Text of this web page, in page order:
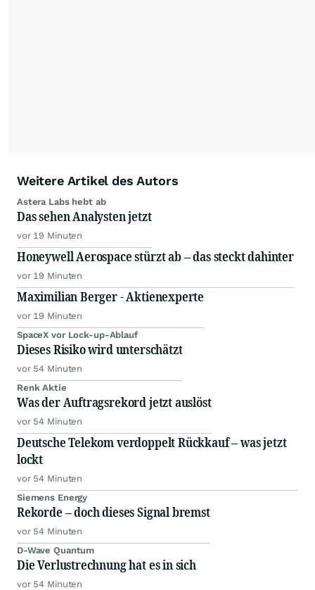
Weitere Artikel des Autors
Astera Labs hebt ab
Das sehen Analysten jetzt
vor 19 Minuten
Honeywell Aerospace stürzt ab – das steckt dahinter
vor 19 Minuten
Maximilian Berger - Aktienexperte
vor 19 Minuten
SpaceX vor Lock-up-Ablauf
Dieses Risiko wird unterschätzt
vor 54 Minuten
Renk Aktie
Was der Auftragsrekord jetzt auslöst
vor 54 Minuten
Deutsche Telekom verdoppelt Rückkauf – was jetzt
lockt
vor 54 Minuten
Siemens Energy
Rekorde – doch dieses Signal bremst
vor 54 Minuten
D-Wave Quantum
Die Verlustrechnung hat es in sich
vor 54 Minuten